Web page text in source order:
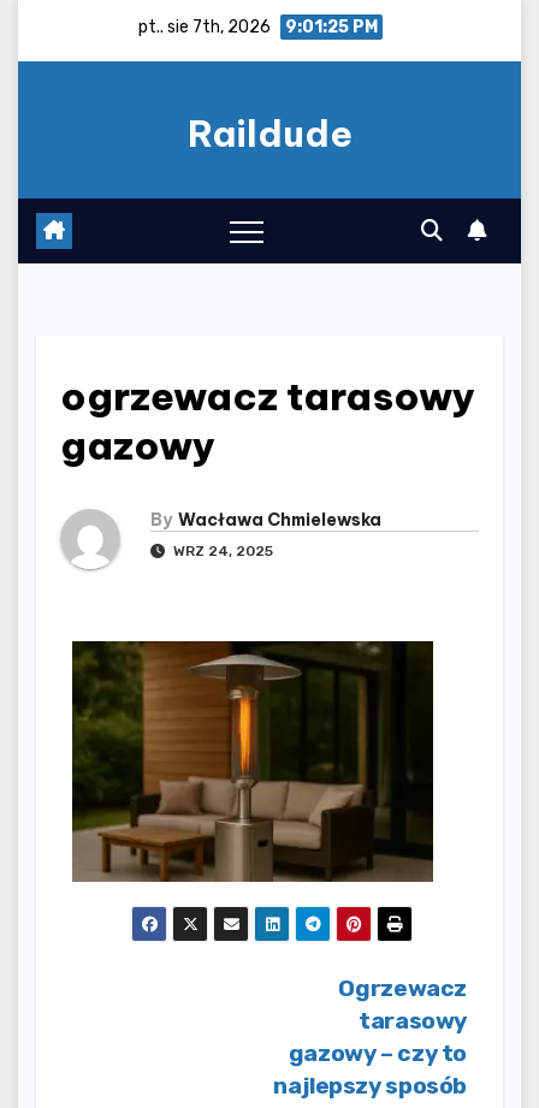
pt.. sie 7th, 2026 9:01:26 PM
Raildude
ogrzewacz tarasowy
gazowy
By Wacława Chmielewska
WRZ 24, 2025
Ogrzewacz
tarasowy
gazowy – czy to
najlepszy sposób